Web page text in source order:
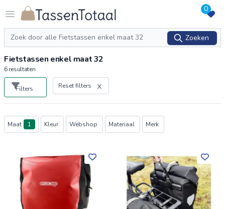
Open menu
Logo Tassentotaal.nl 0
Zoeken
Zoeken
Fietstassen enkel maat 32
6resultaten
Filters Reset filters
Producten
Maat 1 Kleur Webshop Materiaal Merk